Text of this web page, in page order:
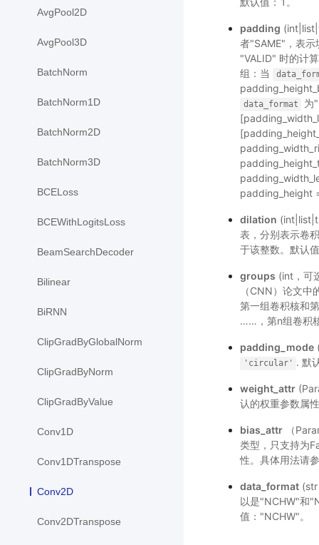
AvgPool2D
AvgPool3D
BatchNorm
BatchNorm1D
BatchNorm2D
BatchNorm3D
BCELoss
BCEWithLogitsLoss
BeamSearchDecoder
Bilinear
BiRNN
ClipGradByGlobalNorm
ClipGradByNorm
ClipGradByValue
Conv1D
Conv1DTranspose
Conv2D
Conv2DTranspose
padding
者"SAME"，表
"VALID" 时的计
组：当
data_format
为
padding_height
dilation
表，分别表示卷
于该整数。默认
groups (int，可
（CNN）论文
第一组卷积核和
……，第n组卷积
padding_mode
'circular' . 默
weight_attr
认的权重参数属
bias_attr（
类型，只支持为
性。具体用法请
data_format(str
以是"NCHW"和
值："NCHW"。